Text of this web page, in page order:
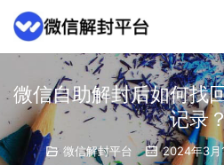
微信自助解封后如何找
记录
微信解封平台 2024年3月